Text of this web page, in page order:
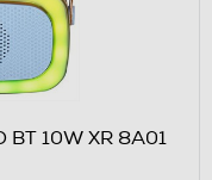
BT 10W XR 8A01